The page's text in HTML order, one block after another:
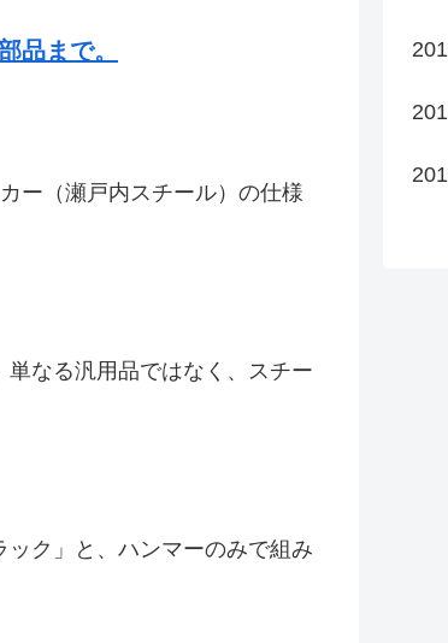
品まで。
ー（瀬戸内スチール）の仕様
なる汎用品ではなく、スチー
ク」と、ハンマーのみで組み